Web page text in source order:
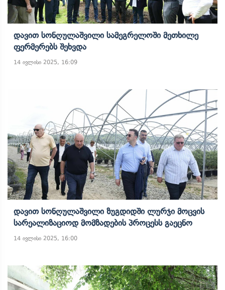
Დავით Სონღულაშვილი Სამეგრელოში Მეთხილე
Ფერმერებს Შეხვდა
14 ივლისი 2025, 16:09
Დავით Სონღულაშვილი Ზუგდიდში Ლურჯი Მოცვის
Სარეალიზაციოდ Მომზადების Პროცესს Გაეცნო
14 ივლისი 2025, 16:00